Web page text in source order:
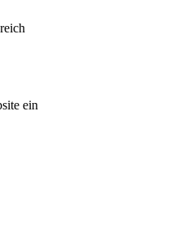
ein